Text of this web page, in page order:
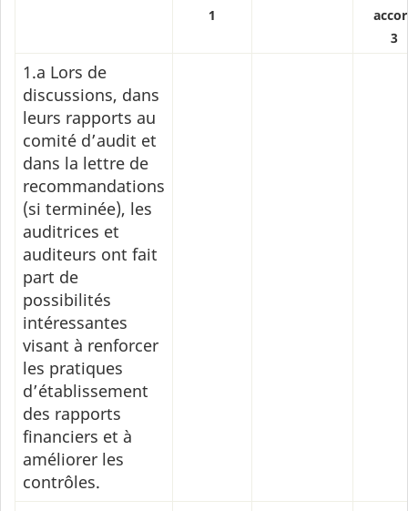
1
3
1.a Lors de
discussions, dans
leurs rapports au
comité d’audit et
dans la lettre de
recommandations
(si terminée), les
auditrices et
auditeurs ont fait
part de
possibilités
intéressantes
visant à renforcer
les pratiques
d’établissement
des rapports
financiers et à
améliorer les
contrôles.